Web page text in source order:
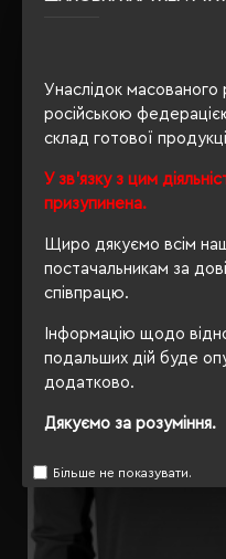
Унаслідок масованого
російською
склад готової
У зв'язку з цим
призупинена.
Щиро дякуємо всім
постачальникам за
співпрацю.
Інформацію щодо
подальших дій буде
додатково.
Дякуємо за розуміння.
Більше не показувати.
ВІДГУКИ
РЕКОМЕНДУЄМО